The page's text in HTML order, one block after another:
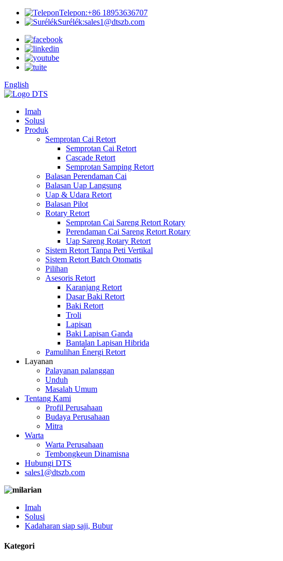
Telepon:+86 18953636707
Surélék:sales1@dtszb.com
English
Imah
Solusi
Produk
Semprotan Cai Retort
Semprotan Cai Retort
Cascade Retort
Semprotan Samping Retort
Balasan Perendaman Cai
Balasan Uap Langsung
Uap & Udara Retort
Balasan Pilot
Rotary Retort
Semprotan Cai Sareng Retort Rotary
Perendaman Cai Sareng Retort Rotary
Uap Sareng Rotary Retort
Sistem Retort Tanpa Peti Vertikal
Sistem Retort Batch Otomatis
Pilihan
Asesoris Retort
Karanjang Retort
Dasar Baki Retort
Baki Retort
Troli
Lapisan
Baki Lapisan Ganda
Bantalan Lapisan Hibrida
Pamulihan Énergi Retort
Layanan
Palayanan palanggan
Unduh
Masalah Umum
Tentang Kami
Profil Perusahaan
Budaya Perusahaan
Mitra
Warta
Warta Perusahaan
Tembongkeun Dinamisna
Hubungi DTS
sales1@dtszb.com
Imah
Solusi
Kadaharan siap saji, Bubur
Kategori